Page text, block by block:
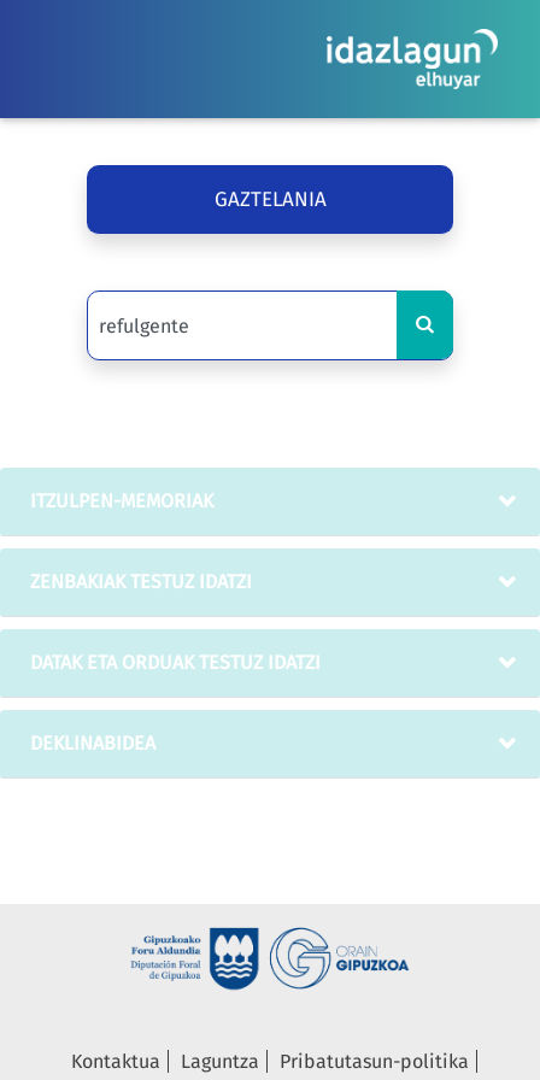
GAZTELANIA
ITZULPEN-MEMORIAK
ZENBAKIAK TESTUZ IDATZI
DATAK ETA ORDUAK TESTUZ IDATZI
DEKLINABIDEA
Kontaktua Laguntza
Pribatutasun-politika